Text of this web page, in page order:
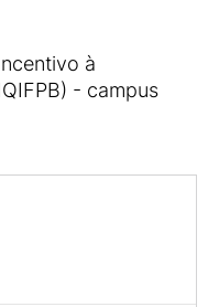
à
- campus